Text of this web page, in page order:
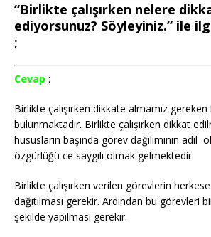
“Birlikte çalışırken nelere
ediyorsunuz? Söyleyiniz.” ile
;
Cevap :
Birlikte çalışırken dikkate almamız
bulunmaktadır. Birlikte çalışırken dikkat
hususların başında görev dağılımının adil
özgürlüğü ce saygılı olmak gelmektedir.
Birlikte çalışırken verilen görevlerin
dağıtılması gerekir. Ardından bu görevleri
şekilde yapılması gerekir.